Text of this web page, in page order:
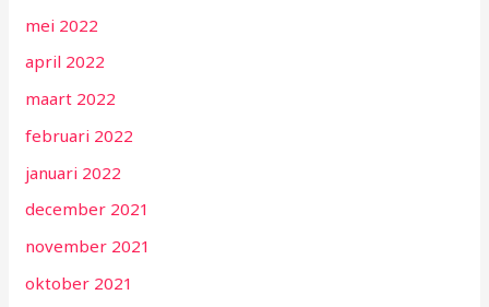
mei 2022
april 2022
maart 2022
februari 2022
januari 2022
december 2021
november 2021
oktober 2021